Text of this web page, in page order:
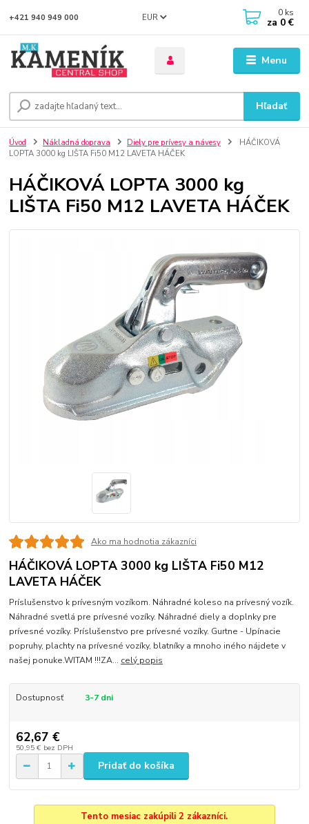
Menu
EUR
Hľadať
+421 940 949 000 0 ks
za 0 €
Úvod Nákladná doprava Diely pre prívesy a návesy
HÁČIKOVÁ
LOPTA 3000 kg LIŠTA Fi50 M12 LAVETA HÁČEK
HÁČIKOVÁ LOPTA 3000 kg
LIŠTA Fi50 M12 LAVETA HÁČEK
Ako ma hodnotia zákazníci
HÁČIKOVÁ LOPTA 3000 kg LIŠTA Fi50 M12
LAVETA HÁČEK
Príslušenstvo k prívesným vozíkom. Náhradné koleso na prívesný vozík.
Náhradné svetlá pre prívesné vozíky. Náhradné diely a doplnky pre
prívesné vozíky. Príslušenstvo pre prívesné vozíky. Gurtne - Upínacie
popruhy, plachty na prívesné vozíky, blatníky a mnoho iného nájdete v
našej ponuke.WITAM !!!ZA... celý popis
Dostupnosť 3-7 dni
62,67 €
50,95 € bez DPH
Pridať do košíka
Tento mesiac zakúpili 2 zákazníci.